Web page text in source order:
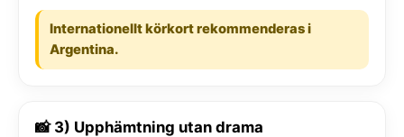
Internationellt körkort rekommenderas i
Argentina.
📸 3) Upphämtning utan drama